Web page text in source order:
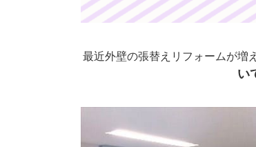
最近外壁の張替えリフォームが増
い